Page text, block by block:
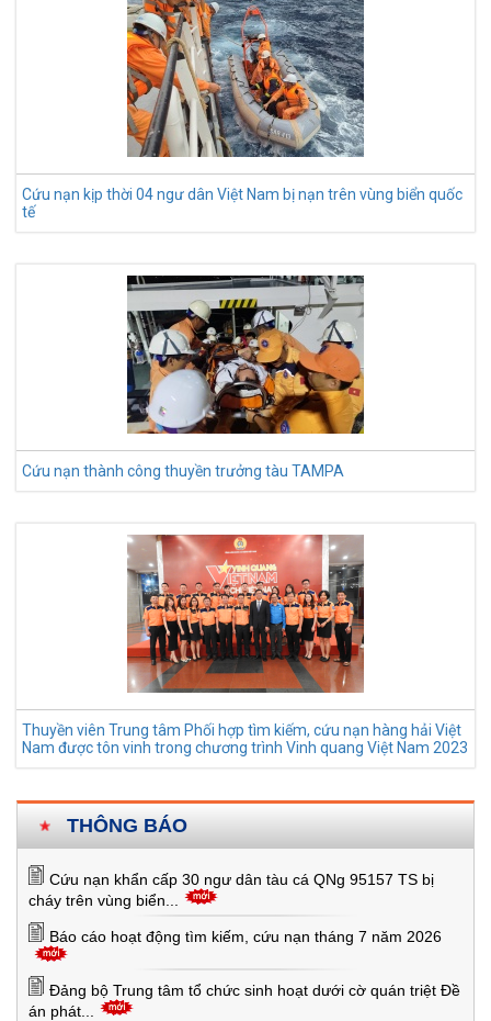
THÔNG BÁO
Cứu nạn khẩn cấp 30 ngư dân tàu cá QNg 95157 TS bị
cháy trên vùng biển...
Báo cáo hoạt động tìm kiếm, cứu nạn tháng 7 năm 2026
Đảng bộ Trung tâm tổ chức sinh hoạt dưới cờ quán triệt Đề
án phát...
Cứu nạn kịp thời 04 ngư dân Việt Nam bị nạn trên vùng biển quốc
tế
Cứu nạn thành công thuyền trưởng tàu TAMPA
Thuyền viên Trung tâm Phối hợp tìm kiếm, cứu nạn hàng hải Việt
Nam được tôn vinh trong chương trình Vinh quang Việt Nam 2023